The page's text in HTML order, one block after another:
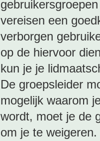
vereisen een
verborgen
op de hiervoor
kun je je
De groepsleider
mogelijk waarom
wordt, moet je de
om je te weigeren.